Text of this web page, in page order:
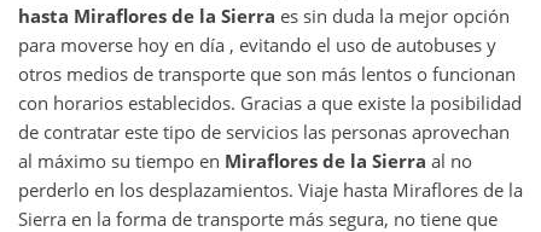
hasta Miraflores de la Sierra es sin duda la mejor opción
para moverse hoy en día , evitando el uso de autobuses y
otros medios de transporte que son más lentos o funcionan
con horarios establecidos. Gracias a que existe la posibilidad
de contratar este tipo de servicios las personas aprovechan
al máximo su tiempo en Miraflores de la Sierra al no
perderlo en los desplazamientos. Viaje hasta Miraflores de la
Sierra en la forma de transporte más segura, no tiene que